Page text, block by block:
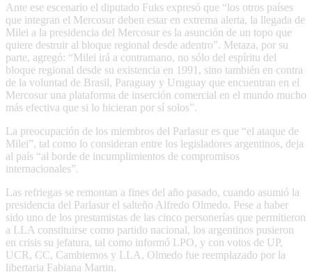
Ante ese escenario el diputado Fuks expresó que “los otros países
que integran el Mercosur deben estar en extrema alerta, la llegada de
Milei a la presidencia del Mercosur es la asunción de un topo que
quiere destruir al bloque regional desde adentro”. Metaza, por su
parte, agregó: “Milei irá a contramano, no sólo del espíritu del
bloque regional desde su existencia en 1991, sino también en contra
de la voluntad de Brasil, Paraguay y Uruguay que encuentran en el
Mercosur una plataforma de inserción comercial en el mundo mucho
más efectiva que si lo hicieran por sí solos”.
La preocupación de los miembros del Parlasur es que “el ataque de
Milei”, tal como lo consideran entre los legisladores argentinos, deja
al país “al borde de incumplimientos de compromisos
internacionales”.
Las refriegas se remontan a fines del año pasado, cuando asumió la
presidencia del Parlasur el salteño Alfredo Olmedo. Pese a haber
sido uno de los prestamistas de las cinco personerías que permitieron
a LLA constituirse como partido nacional, los argentinos pusieron
en crisis su jefatura, tal como informó LPO, y con votos de UP,
UCR, CC, Cambiemos y LLA, Olmedo fue reemplazado por la
libertaria Fabiana Martin.